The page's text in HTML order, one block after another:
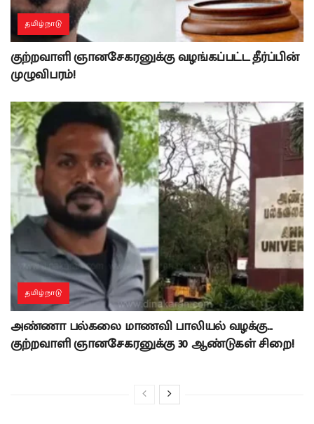
தமிழ்நாடு
குற்றவாளி ஞானசேகரனுக்கு வழங்கப்பட்ட தீர்ப்பின்
முழுவிபரம்!
தமிழ்நாடு
அண்ணா பல்கலை மாணவி பாலியல் வழக்கு…
குற்றவாளி ஞானசேகரனுக்கு 30 ஆண்டுகள் சிறை!